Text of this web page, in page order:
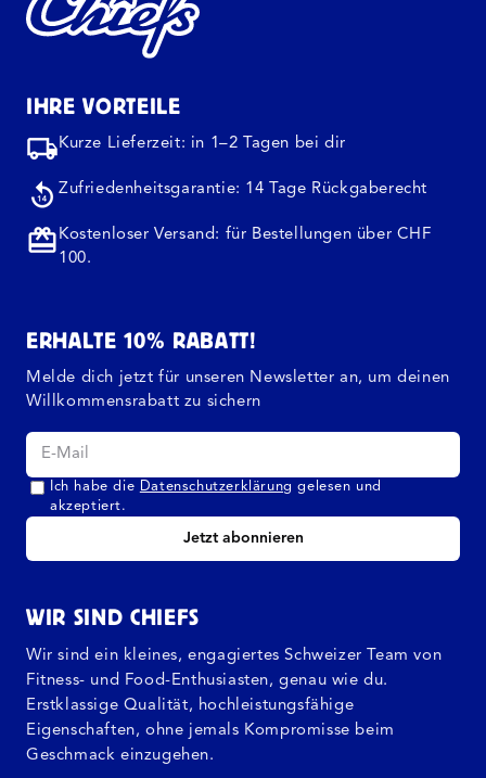
IHRE VORTEILE
Kurze Lieferzeit: in 1–2 Tagen bei dir
Zufriedenheitsgarantie: 14 Tage Rückgaberecht
Kostenloser Versand: für Bestellungen über CHF
100.
ERHALTE 10% RABATT!
Melde dich jetzt für unseren Newsletter an, um deinen
Willkommensrabatt zu sichern
Ich habe die Datenschutzerklärung gelesen und
akzeptiert.
Jetzt abonnieren
WIR SIND CHIEFS
Wir sind ein kleines, engagiertes Schweizer Team von
Fitness- und Food-Enthusiasten, genau wie du.
Erstklassige Qualität, hochleistungsfähige
Eigenschaften, ohne jemals Kompromisse beim
Geschmack einzugehen.